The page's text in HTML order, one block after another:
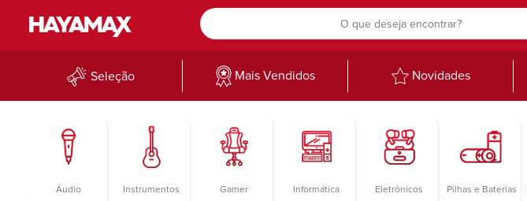
Seleção Mais Vendidos Novidades
Áudio Instrumentos Gamer Informática Eletrônicos Pilhas e Baterias